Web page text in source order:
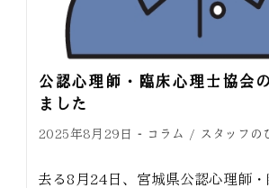
公認心理師・臨床心理士協会
ました
2025年8月29日 コラム / スタッフの
去る8月24日、宮城県公認心理師・